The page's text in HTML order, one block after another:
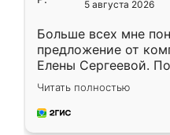
5 августа 2026
Больше всех мне
предложение от
Елены Сергеевой.
короткие сроки
для замера
предложил по моему
Читать полностью